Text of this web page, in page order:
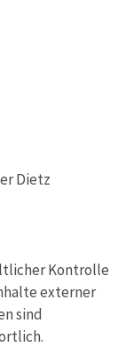
Dietz
Kontrolle
externer
sind